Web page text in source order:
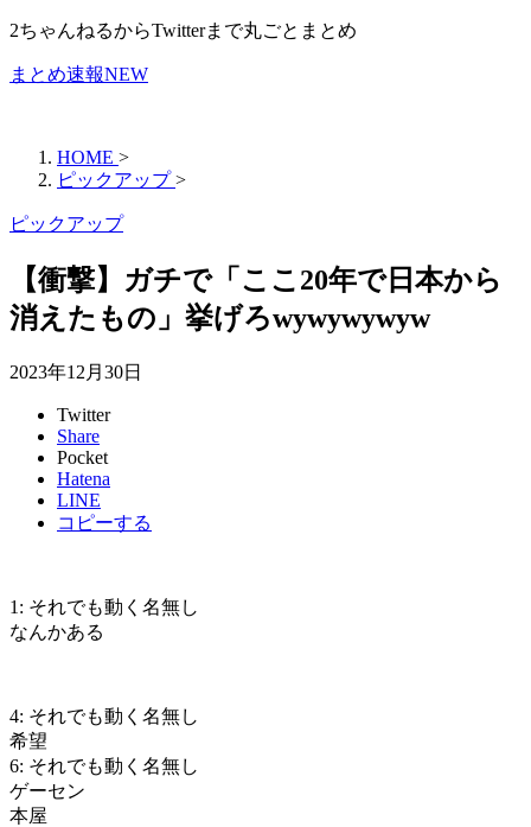
2ちゃんねるからTwitterまで丸ごとまとめ
まとめ速報NEW
HOME >
ピックアップ >
ピックアップ
【衝撃】ガチで「ここ20年で日本から
消えたもの」挙げろwywywywyw
2023年12月30日
Twitter
Share
Pocket
Hatena
LINE
コピーする
1: それでも動く名無し
なんかある
4: それでも動く名無し
希望
6: それでも動く名無し
ゲーセン
本屋